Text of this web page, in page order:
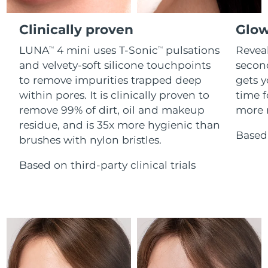
Clinically proven
LUNATM 4 mini uses T-SonicTM
pulsations
and velvety-soft silicone touchpoints
to remove impurities trapped deep
within pores. It is clinically proven to
remove 99% of dirt, oil and makeup
residue, and is 35x more hygienic than
brushes with nylon bristles.
Based on third-party clinical trials
gets
time
more
For healthy hair
18% PAP
Купить
FOREO APP
ПОДРОБНЕЕ
Гибралтар
Ожидаемая дата доставки
Греция
10/8/26
Гонконг (САР)
Ожидаемая дата доставки
11/8/26
Венгрия
Ожидаемая дата доставки
Ирландия
Ожидаемая дата доставки
10/8/26
о-в Мэн
Ожидаемая дата доставки